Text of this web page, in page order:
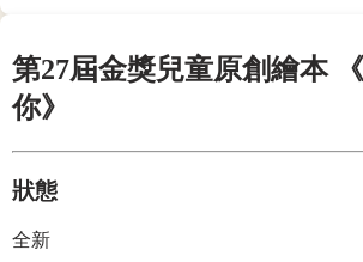
第27屆金獎兒童原創繪本
你》
狀態
全新